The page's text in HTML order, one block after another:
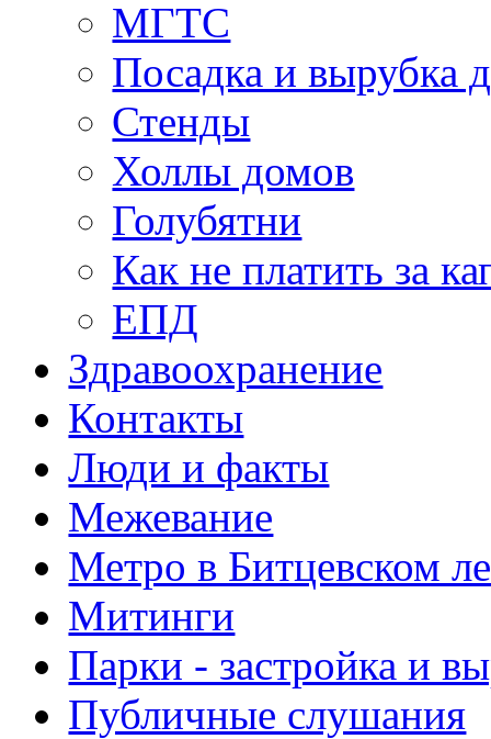
МГТС
Посадка и вырубка
Стенды
Холлы домов
Голубятни
Как не платить за
ЕПД
Здравоохранение
Контакты
Люди и факты
Межевание
Метро в Битцевском
Митинги
Парки - застройка и
Публичные слушания